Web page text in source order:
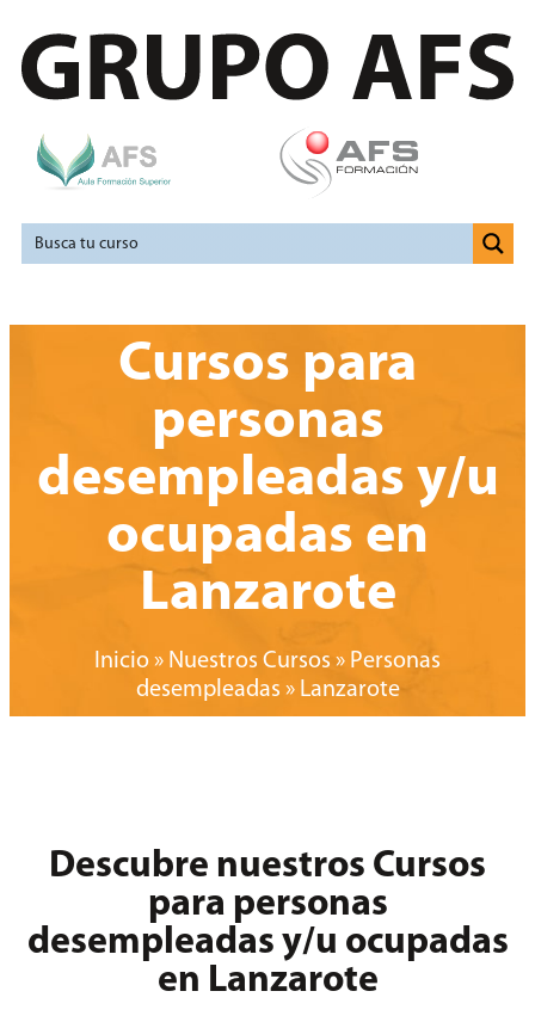
Cursos para
personas
desempleadas y/u
ocupadas en
Lanzarote
Inicio » Nuestros Cursos » Personas
desempleadas » Lanzarote
Descubre nuestros Cursos
para personas
desempleadas y/u ocupadas
en Lanzarote